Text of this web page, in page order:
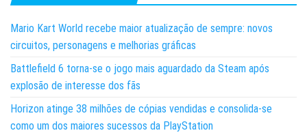
Mario Kart World recebe maior atualização de sempre: novos
circuitos, personagens e melhorias gráficas
Battlefield 6 torna-se o jogo mais aguardado da Steam após
explosão de interesse dos fãs
Horizon atinge 38 milhões de cópias vendidas e consolida-se
como um dos maiores sucessos da PlayStation